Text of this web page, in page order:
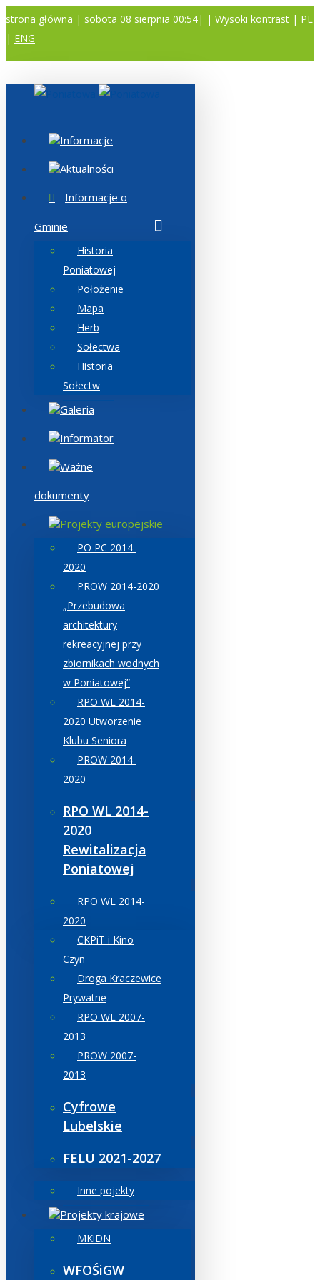
strona główna | sobota 08 sierpnia 00:54| | Wysoki kontrast | PL
| ENG
Informacje
Aktualności
Informacje o
Gminie
Historia
Poniatowej
Położenie
Mapa
Herb
Sołectwa
Historia
Sołectw
Galeria
Informator
Ważne
dokumenty
Projekty europejskie
PO PC 2014-
2020
PROW 2014-2020
„Przebudowa
architektury
rekreacyjnej przy
zbiornikach wodnych
w Poniatowej”
RPO WL 2014-
2020 Utworzenie
Klubu Seniora
PROW 2014-
2020
RPO WL 2014-
2020
Rewitalizacja
Poniatowej
RPO WL 2014-
2020
CKPiT i Kino
Czyn
Droga Kraczewice
Prywatne
RPO WL 2007-
2013
PROW 2007-
2013
Cyfrowe
Lubelskie
FELU 2021-2027
Inne pojekty
Projekty krajowe
MKiDN
WFOŚiGW